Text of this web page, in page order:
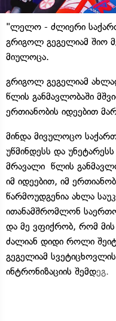
"ლელო - ძლიერი
გრიგოლ გეგელიამ შიო
მიულოცა.
გრიგოლ გეგელიამ
წლის განმავლობაში
ერთიანობის იდეებით
მინდა მივულოცო
უწმინდესს და
მრავალი წლის
იმ იდეებით, იმ
წარმოუდგენია ახლა
ითანამშრომლონ
და მე ვფიქრობ, რომ მის
ძალიან დიდი როლი
გეგელიამ
ინტრონიზაციის შემდეგ.